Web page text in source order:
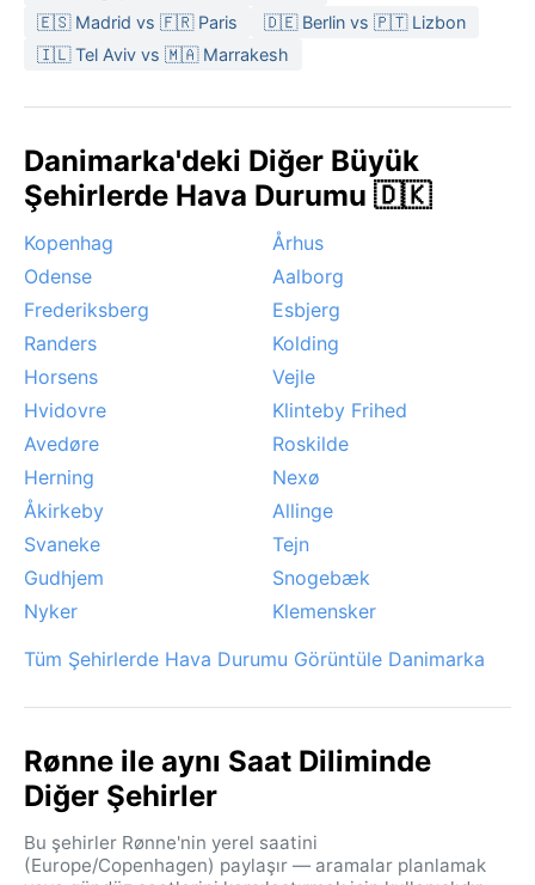
🇪🇸 Madrid vs 🇫🇷 Paris
🇩🇪 Berlin vs 🇵🇹 Lizbon
🇮🇱 Tel Aviv vs 🇲🇦 Marrakesh
Danimarka'deki Diğer Büyük
Şehirlerde Hava Durumu 🇩🇰
Kopenhag
Århus
Odense
Aalborg
Frederiksberg
Esbjerg
Randers
Kolding
Horsens
Vejle
Hvidovre
Klinteby Frihed
Avedøre
Roskilde
Herning
Nexø
Åkirkeby
Allinge
Svaneke
Tejn
Gudhjem
Snogebæk
Nyker
Klemensker
Tüm Şehirlerde Hava Durumu Görüntüle Danimarka
Rønne ile aynı Saat Diliminde
Diğer Şehirler
Bu şehirler Rønne'nin yerel saatini
(Europe/Copenhagen) paylaşır — aramalar planlamak